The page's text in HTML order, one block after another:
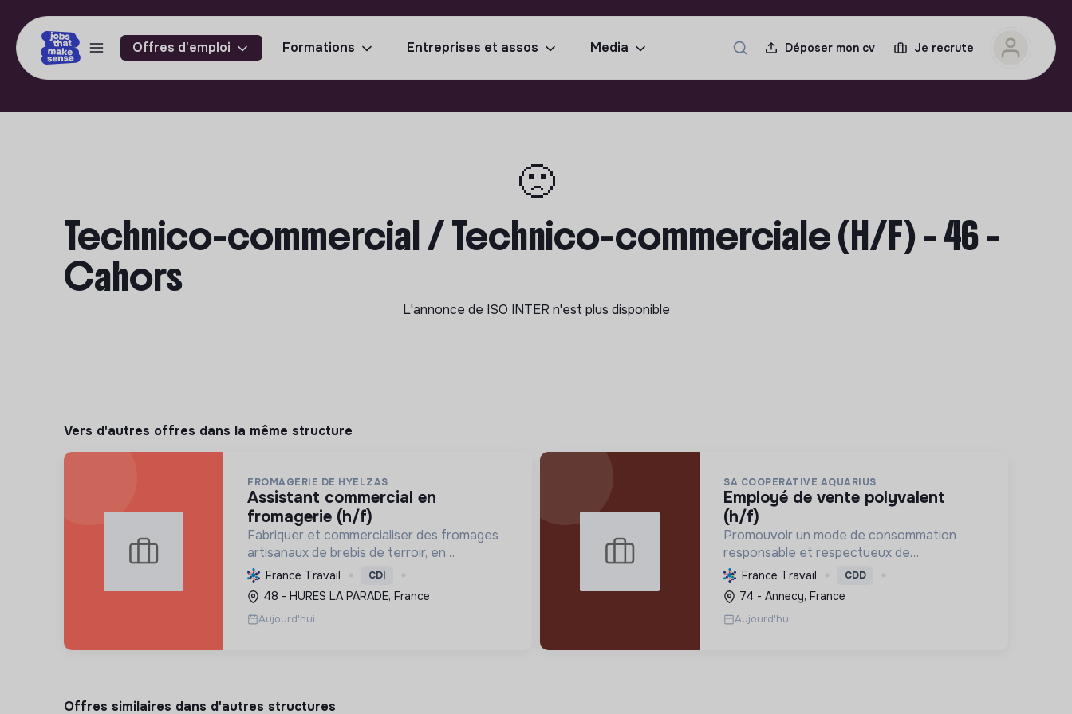
Offres d'emploi Formations Entreprises et assos Media Déposer mon cv Je recrute
🙁
Technico-commercial / Technico-commerciale (H/F) - 46 -
Cahors
L'annonce de ISO INTER n'est plus disponible
Vers d'autres offres dans la même structure
FROMAGERIE DE HYELZAS
assistant commercial en
fromagerie (h/f)
Fabriquer et commercialiser des fromages
artisanaux de brebis de terroir, en
soutenant l'agriculture locale et biologique,
et en promouvant un modèle économique
et social équitable.
France Travail CDI
48 - HURES LA PARADE, France
Aujourd'hui
SA COOPERATIVE AQUARIUS
employé de vente polyvalent
(h/f)
Promouvoir un mode de consommation
responsable et respectueux de
l'environnement, en offrant des produits bio
et équitables, en réduisant les déchets et
en soutenant l'économie locale et solidaire.
France Travail CDD
74 - Annecy, France
Aujourd'hui
Offres similaires dans d'autres structures